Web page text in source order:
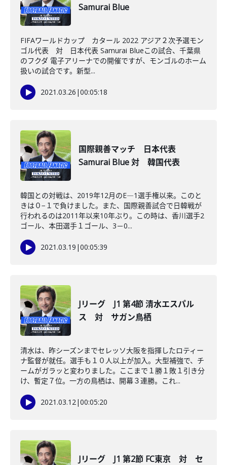
Samurai Blue
FIFAワールドカップ カタール 2022 アジア２次予選モン
ゴル代表 対 日本代表 Samurai Blueこの試合、千葉県
のフクダ 電子アリーナでの開催ですが、モンゴルのホーム
扱いの試合です。新型...
2021.03.26 |00:05:18
国際親善マッチ 日本代表
Samurai Blue 対 韓国代表
韓国との対戦は、2019年12月のE―1選手権以来。このと
きは０−１で負けました。また、国際親善試合で日韓戦が
行われるのは2011年以来10年ぶり。この時は、香川選手2
ゴール、本田選手１ゴール、3－0...
2021.03.19 |00:05:39
Jリーグ J1 第4節 清水エスパル
ス 対 サガン鳥栖
清水は、昨シーズンまでセレッソ大阪を指揮したロティー
ナ監督が就任。選手も１０人以上が加入。大型補強で、チ
ームがガラッと変わりました。ここまで１勝１敗１引き分
け、暫定７位。一方の鳥栖は、開幕３連勝。これ...
2021.03.12|00:05:20
Jリーグ J1 第2節 FC東京 対 セ